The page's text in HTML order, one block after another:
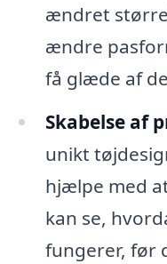
ændret
ændre
få glæde af
Skabelse af
unikt
hjælpe med
kan se,
fungerer, før